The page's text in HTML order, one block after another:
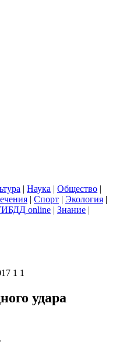
| Наука | Общество |
| Спорт | Экология |
online | Знание |
1 1
удара